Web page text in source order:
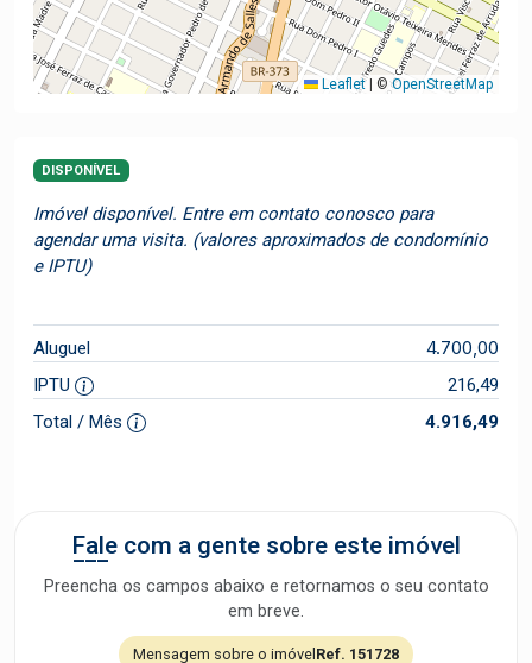
Leaflet ©OpenStreetMap
DISPONÍVEL
Imóvel disponível. Entre em contato conosco para
agendar uma visita. (valores aproximados de condomínio
e IPTU)
Aluguel 4.700,00
IPTU
216,49
Total / Mês
4.916,49
Fale com a gente sobre este imóvel
Preencha os campos abaixo e retornamos o seu contato
em breve.
Mensagem sobre o imóvel Ref. 151728